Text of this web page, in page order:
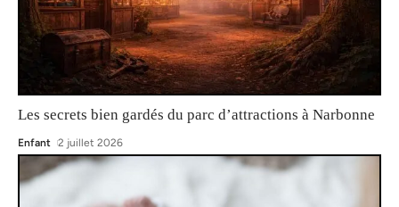
Les secrets bien gardés du parc d’attractions à Narbonne
Enfant 2 juillet 2026